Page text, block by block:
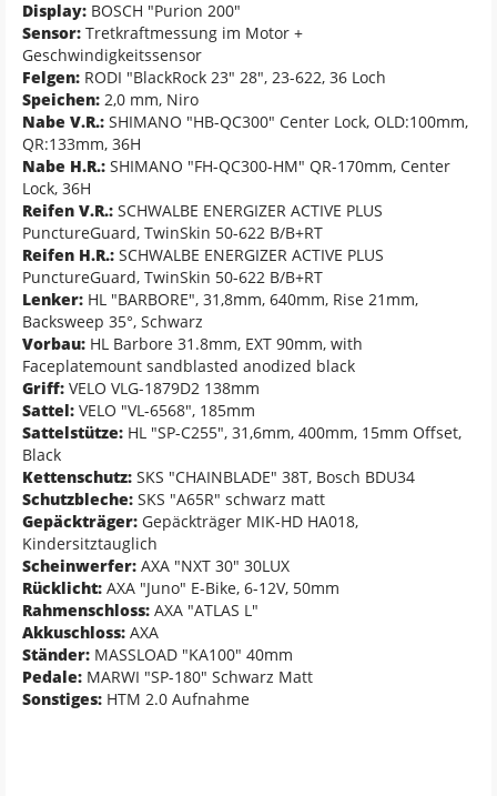
Display: BOSCH "Purion 200"
Sensor: Tretkraftmessung im Motor +
Geschwindigkeitssensor
Felgen: RODI "BlackRock 23" 28", 23-622, 36 Loch
Speichen: 2,0 mm, Niro
Nabe V.R.: SHIMANO "HB-QC300" Center Lock, OLD:100mm,
QR:133mm, 36H
Nabe H.R.: SHIMANO "FH-QC300-HM" QR-170mm, Center
Lock, 36H
Reifen V.R.: SCHWALBE ENERGIZER ACTIVE PLUS
PunctureGuard, TwinSkin 50-622 B/B+RT
Reifen H.R.: SCHWALBE ENERGIZER ACTIVE PLUS
PunctureGuard, TwinSkin 50-622 B/B+RT
Lenker: HL "BARBORE", 31,8mm, 640mm, Rise 21mm,
Backsweep 35°, Schwarz
Vorbau: HL Barbore 31.8mm, EXT 90mm, with
Faceplatemount sandblasted anodized black
Griff: VELO VLG-1879D2 138mm
Sattel: VELO "VL-6568", 185mm
Sattelstütze: HL "SP-C255", 31,6mm, 400mm, 15mm Offset,
Black
Kettenschutz: SKS "CHAINBLADE" 38T, Bosch BDU34
Schutzbleche: SKS "A65R" schwarz matt
Gepäckträger: Gepäckträger MIK-HD HA018,
Kindersitztauglich
Scheinwerfer: AXA "NXT 30" 30LUX
Rücklicht: AXA "Juno" E-Bike, 6-12V, 50mm
Rahmenschloss: AXA "ATLAS L"
Akkuschloss: AXA
Ständer: MASSLOAD "KA100" 40mm
Pedale: MARWI "SP-180" Schwarz Matt
Sonstiges: HTM 2.0 Aufnahme